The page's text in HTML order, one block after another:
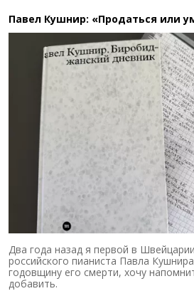
Павел Кушнир: «Продаться или
Два года назад я первой в
российского пианиста Павла
годовщину его смерти, хочу
добавить.